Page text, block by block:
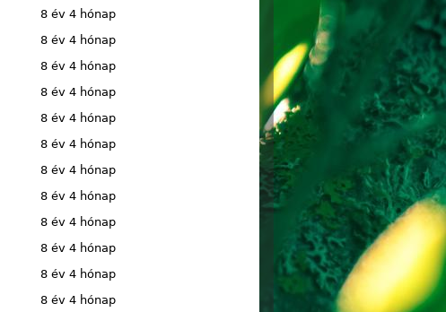
8 év 4 hónap
8 év 4 hónap
8 év 4 hónap
8 év 4 hónap
8 év 4 hónap
8 év 4 hónap
8 év 4 hónap
8 év 4 hónap
8 év 4 hónap
8 év 4 hónap
8 év 4 hónap
8 év 4 hónap